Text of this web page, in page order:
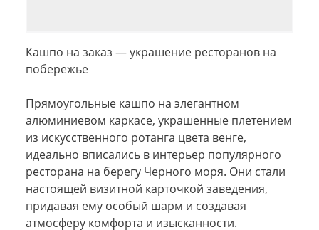
Кашпо на заказ — украшение ресторанов на
побережье
Прямоугольные кашпо на элегантном
алюминиевом каркасе, украшенные плетением
из искусственного ротанга цвета венге,
идеально вписались в интерьер популярного
ресторана на берегу Черного моря. Они стали
настоящей визитной карточкой заведения,
придавая ему особый шарм и создавая
атмосферу комфорта и изысканности.